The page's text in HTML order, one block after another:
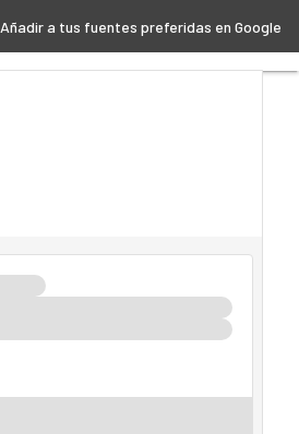
Añadir a tus fuentes preferidas en Google